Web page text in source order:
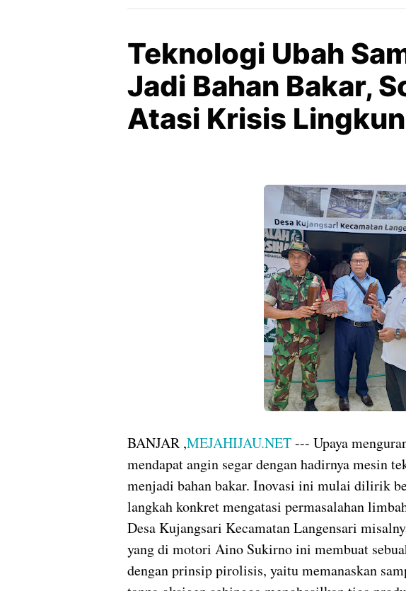
Teknologi Ubah
Jadi Bahan Bakar,
Atasi Krisis
BANJAR ,MEJAHIJAU.NET--- Upaya
mendapat angin segar dengan hadirnya mesin
menjadi bahan bakar. Inovasi ini mulai dilirik
langkah konkret mengatasi permasalahan
Desa Kujangsari Kecamatan Langensari
yang di motori Aino Sukirno ini membuat
dengan prinsip pirolisis, yaitu memanaskan